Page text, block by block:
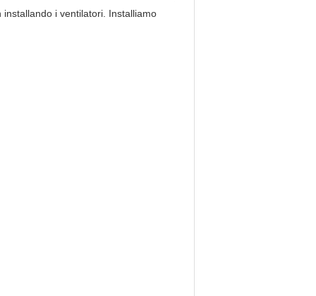
i ventilatori. Installiamo